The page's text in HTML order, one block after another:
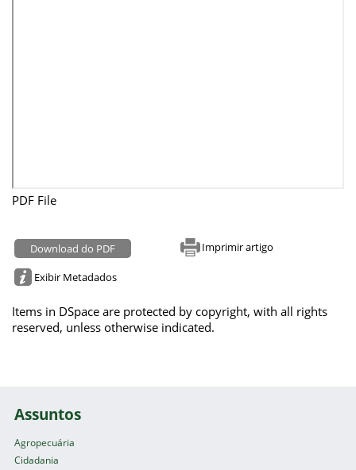
PDF File
Download do PDF Imprimir artigo
Exibir Metadados
Items in DSpace are protected by copyright, with all rights
reserved, unless otherwise indicated.
Assuntos
Agropecuária
Cidadania